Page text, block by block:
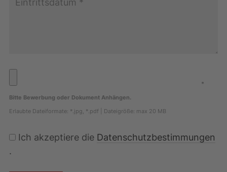
*
Bitte Bewerbung oder Dokument Anhängen.
Erlaubte Dateiformate: *.jpg, *.pdf | Dateigröße: max 20 MB
Ich akzeptiere die Datenschutzbestimmungen
.